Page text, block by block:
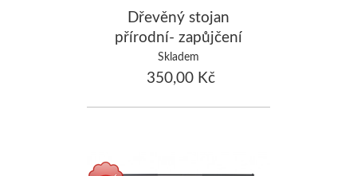
Dřevěný stojan
přírodní- zapůjčení
Skladem
350,00 Kč